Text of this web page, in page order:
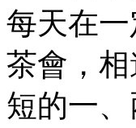
每天在
茶會，
短的一